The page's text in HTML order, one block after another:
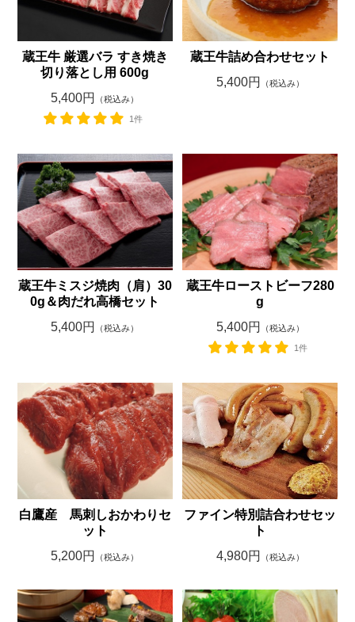
蔵王牛 厳選バラ すき焼き
切り落とし用 600g
5,400円
（税込み）
1件
蔵王牛詰め合わせセット
5,400円
（税込み）
蔵王牛ミスジ焼肉（肩）30
0g＆肉だれ高橋セット
5,400円
（税込み）
蔵王牛ローストビーフ280
g
5,400円
（税込み）
1件
白鷹産 馬刺しおかわりセ
ット
5,200円
（税込み）
ファイン特別詰合わせセッ
ト
4,980円
（税込み）